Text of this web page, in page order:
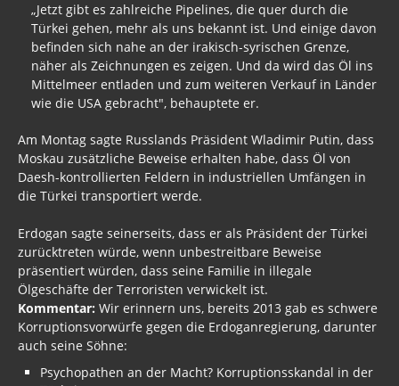
„Jetzt gibt es zahlreiche Pipelines, die quer durch die
Türkei gehen, mehr als uns bekannt ist. Und einige davon
befinden sich nahe an der irakisch-syrischen Grenze,
näher als Zeichnungen es zeigen. Und da wird das Öl ins
Mittelmeer entladen und zum weiteren Verkauf in Länder
wie die USA gebracht", behauptete er.
Am Montag sagte Russlands Präsident Wladimir Putin, dass
Moskau zusätzliche Beweise erhalten habe, dass Öl von
Daesh-kontrollierten Feldern in industriellen Umfängen in
die Türkei transportiert werde.
Erdogan sagte seinerseits, dass er als Präsident der Türkei
zurücktreten würde, wenn unbestreitbare Beweise
präsentiert würden, dass seine Familie in illegale
Ölgeschäfte der Terroristen verwickelt ist.
Kommentar: Wir erinnern uns, bereits 2013 gab es schwere
Korruptionsvorwürfe gegen die Erdoganregierung, darunter
auch seine Söhne:
Psychopathen an der Macht? Korruptionsskandal in der